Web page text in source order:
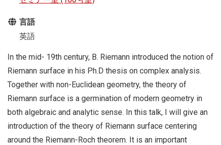
言語
英語
In the mid- 19th century, B. Riemann introduced the notion of
Riemann surface in his Ph.D thesis on complex analysis.
Together with non-Euclidean geometry, the theory of
Riemann surface is a germination of modern geometry in
both algebraic and analytic sense. In this talk, I will give an
introduction of the theory of Riemann surface centering
around the Riemann-Roch theorem. It is an important